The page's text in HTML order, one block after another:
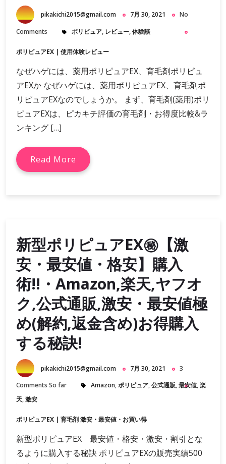
pikakichi2015@gmail.com 7月 30, 2021
No
Comments
ポリピュア, レビュー,体験談
ポリピュアEX | 使用体験レビュー
なぜハゲには、薬用ポリピュアEX、育毛剤ポリピュ
アEXか なぜハゲには、薬用ポリピュアEX、育毛剤ポ
リピュアEXなのでしょうか。 まず、育毛剤(薬用)ポリ
ピュアEXは、ピカキチ評価の育毛剤・お得度比較&ラ
ンキング […]
Read More
新型ポリピュアEX㊙【激
安・最安値・格安】購入
術!!・Amazon,楽天,ヤフオ
ク,公式通販,激安・最安値極
め(解約,返金含め)お得購入
する秘訣!
pikakichi2015@gmail.com 7月 30, 2021
3
Comments So far
Amazon,ポリピュア,公式通販,最安値,楽
天,激安
ポリピュアEX | 育毛剤 激安・最安値・お買い得
新型ポリピュアEX 最安値・格安・激安・割引とな
るように購入する秘訣 ポリピュアEXの販売実績500